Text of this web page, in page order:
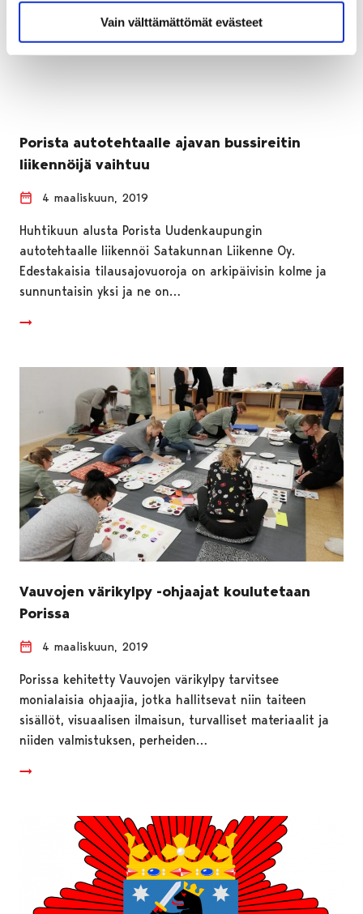
Vain välttämättömät evästeet
Porista autotehtaalle ajavan bussireitin
liikennöijä vaihtuu
4 maaliskuun, 2019
Huhtikuun alusta Porista Uudenkaupungin
autotehtaalle liikennöi Satakunnan Liikenne Oy.
Edestakaisia tilausajovuoroja on arkipäivisin kolme ja
sunnuntaisin yksi ja ne on…
Vauvojen värikylpy -ohjaajat koulutetaan
Porissa
4 maaliskuun, 2019
Porissa kehitetty Vauvojen värikylpy tarvitsee
monialaisia ohjaajia, jotka hallitsevat niin taiteen
sisällöt, visuaalisen ilmaisun, turvalliset materiaalit ja
niiden valmistuksen, perheiden…